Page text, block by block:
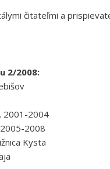
čitateľmi a
2/2008:
2001-2004
2008
Kysta